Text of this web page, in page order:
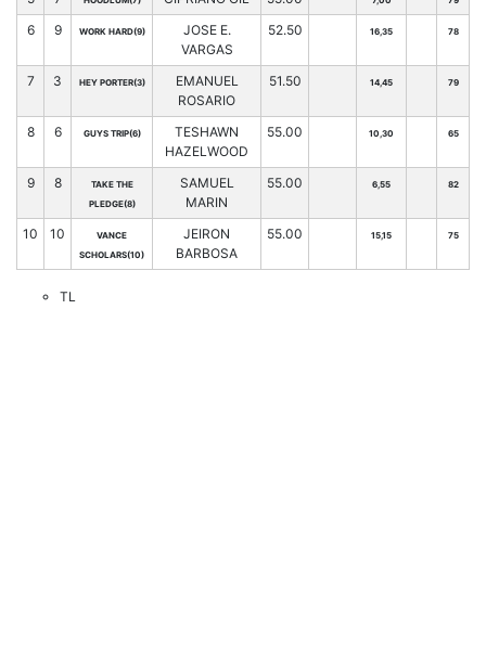
6 9 WORK HARD(9)
JOSE E.
VARGAS
52.50 16,35 78
7 3 HEY PORTER(3)
EMANUEL
ROSARIO
51.50 14,45 79
8 6 GUYS TRIP(6)
TESHAWN
HAZELWOOD
55.00 10,30 65
9 8
TAKE THE
PLEDGE(8)
SAMUEL
MARIN
55.00 6,55 82
10 10
VANCE
SCHOLARS(10)
JEIRON
BARBOSA
55.00 15,15 75
TL